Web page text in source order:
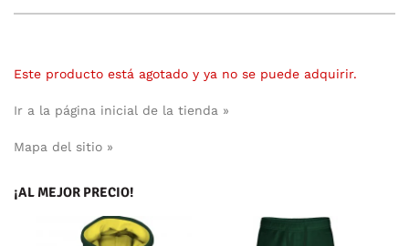
Este producto está agotado y ya no se puede adquirir.
Ir a la página inicial de la tienda »
Mapa del sitio »
¡AL MEJOR PRECIO!